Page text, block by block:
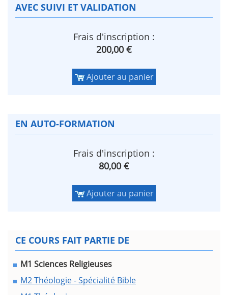
AVEC SUIVI ET VALIDATION
Frais d'inscription :
200,00 €
Ajouter au panier
EN AUTO-FORMATION
Frais d'inscription :
80,00 €
Ajouter au panier
CE COURS FAIT PARTIE DE
M1 Sciences Religieuses
M2 Théologie - Spécialité Bible